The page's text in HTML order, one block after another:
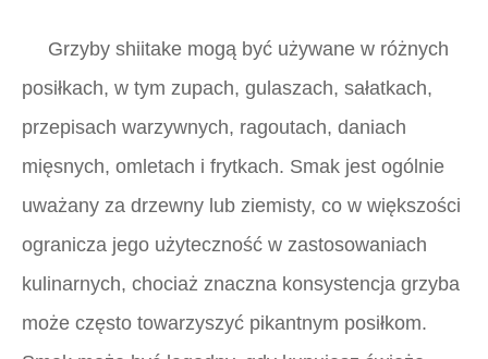
Grzyby shiitake mogą być używane w różnych
posiłkach, w tym zupach, gulaszach, sałatkach,
przepisach warzywnych, ragoutach, daniach
mięsnych, omletach i frytkach. Smak jest ogólnie
uważany za drzewny lub ziemisty, co w większości
ogranicza jego użyteczność w zastosowaniach
kulinarnych, chociaż znaczna konsystencja grzyba
może często towarzyszyć pikantnym posiłkom.